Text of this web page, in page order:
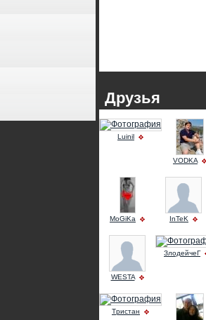
Друзья
Luinil
VODKA
MoGiKa InTeK
WESTA
ЗлодейчеГ
Tристан